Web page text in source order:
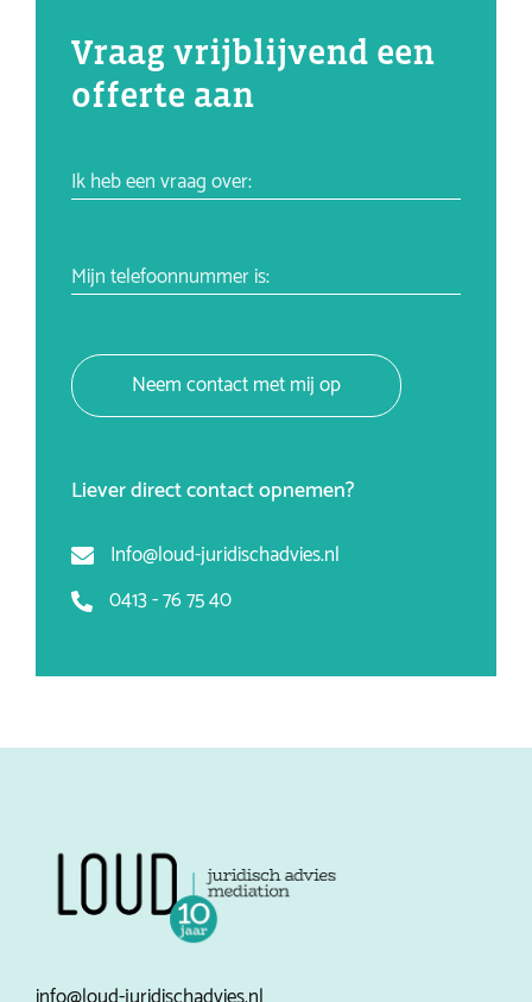
Vraag vrijblijvend een
offerte aan
Ik heb een vraag over:
Mijn telefoonnummer is:
Neem contact met mij op
Liever direct contact opnemen?
Info@loud-juridischadvies.nl
0413 - 76 75 40